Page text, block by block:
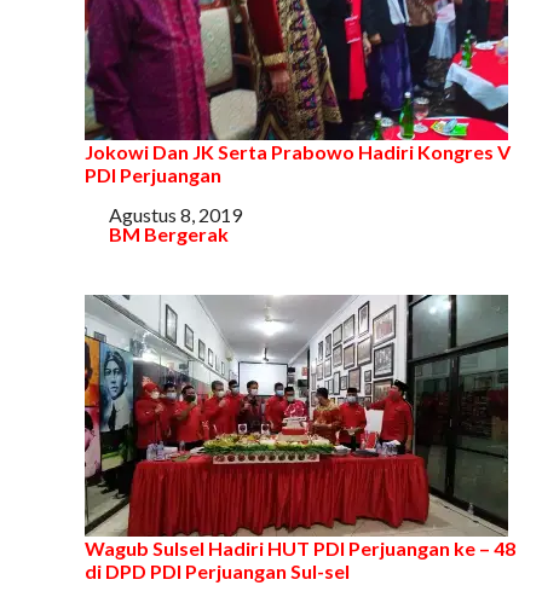
Jokowi Dan JK Serta Prabowo Hadiri Kongres V
PDI Perjuangan
Tanggal
Agustus 8, 2019
Sehubungan dengan
BM Bergerak
Wagub Sulsel Hadiri HUT PDI Perjuangan ke – 48
di DPD PDI Perjuangan Sul-sel